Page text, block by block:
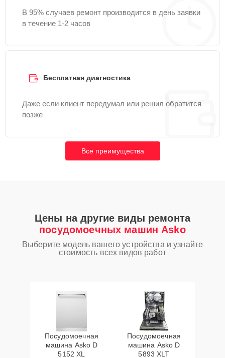
В 95% случаев ремонт производится в день заявки
в течение 1-2 часов
Бесплатная диагностика
Даже если клиент передумал или решил обратится
позже
Все преимущества
Цены на другие виды ремонта
посудомоечных машин Asko
Выберите модель вашего устройства и узнайте
стоимость всех видов работ
Посудомоечная
машина Asko D
5152 XL
Посудомоечная
машина Asko D
5893 XLT